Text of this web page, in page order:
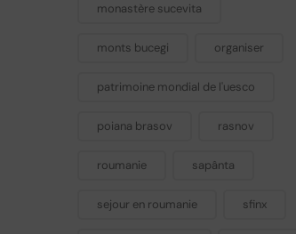
monastère sucevita
monts bucegi organiser
patrimoine mondial de l'uesco
poiana brasov rasnov
roumanie sapânta
sejour en roumanie sfinx